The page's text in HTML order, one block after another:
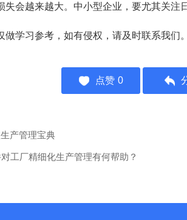
失会越来越大。中小型企业，要尤其关注
做学习参考，如有侵权，请及时联系我们。
点赞 0
产管理宝典
工厂精细化生产管理有何帮助？